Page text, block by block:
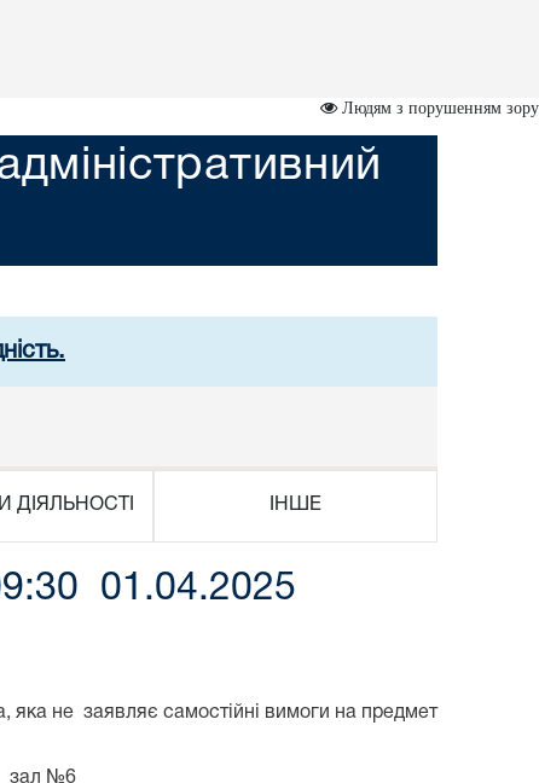
Людям з порушенням зору
ДІЯЛЬНОСТІ ІНШЕ
01.04.2025
яка не заявляє самостійні вимоги на предмет
зал №6